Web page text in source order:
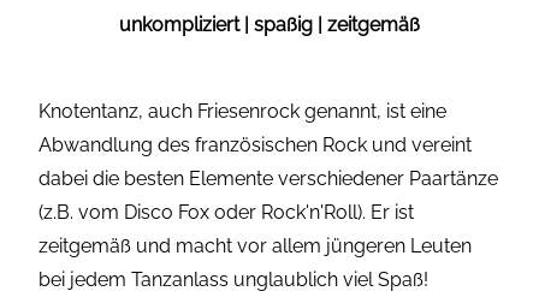
unkompliziert | spaßig | zeitgemäß
Knotentanz, auch Friesenrock genannt, ist eine
Abwandlung des französischen Rock und vereint
dabei die besten Elemente verschiedener Paartänze
(z.B. vom Disco Fox oder Rock'n'Roll). Er ist
zeitgemäß und macht vor allem jüngeren Leuten
bei jedem Tanzanlass unglaublich viel Spaß!